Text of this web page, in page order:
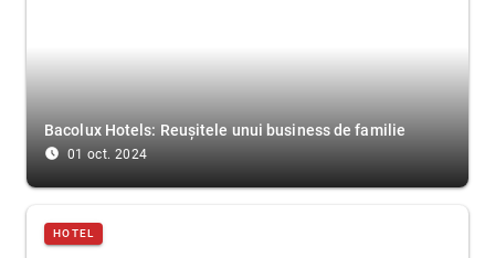
Bacolux Hotels: Reușitele unui business de familie
access_time_filled 01 oct. 2024
HOTEL